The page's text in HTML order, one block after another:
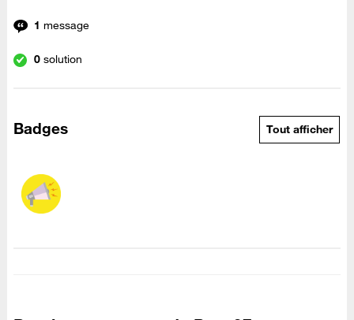
1 message
0 solution
Badges Tout afficher